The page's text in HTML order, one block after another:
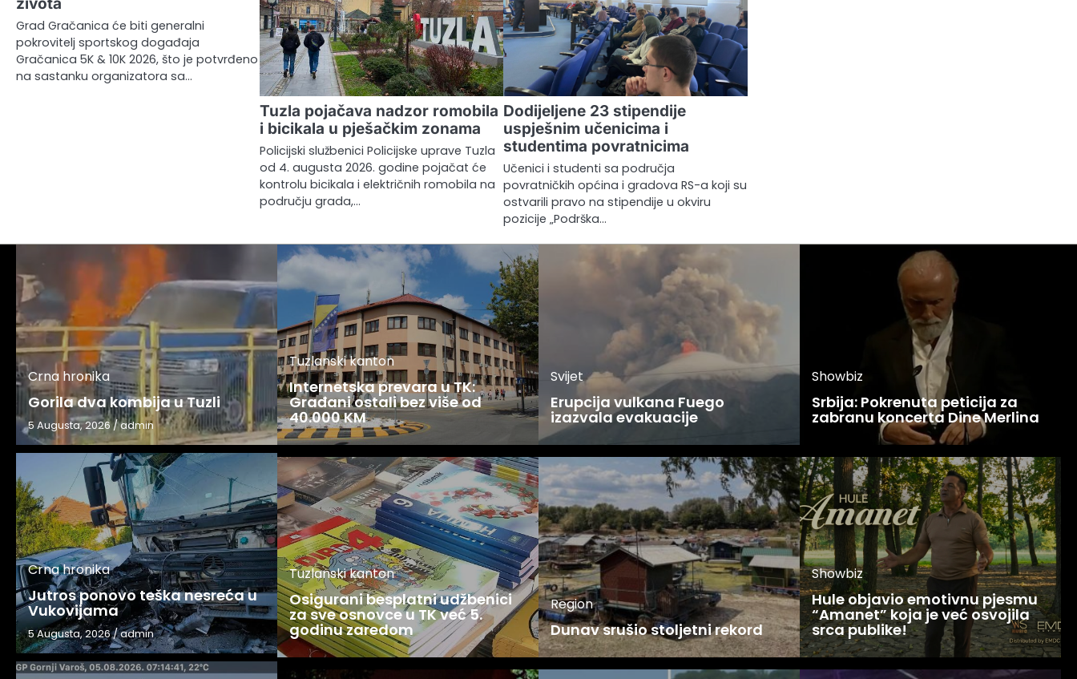
Grad Gračanica će biti generalni
pokrovitelj sportskog događaja
Gračanica 5K & 10K 2026, što je potvrđeno
na sastanku organizatora sa…
Tuzla pojačava nadzor romobila
i bicikala u pješačkim zonama
Policijski službenici Policijske uprave Tuzla
od 4. augusta 2026. godine pojačat će
kontrolu bicikala i električnih romobila na
području grada,…
Dodijeljene 23 stipendije
uspješnim učenicima i
studentima povratnicima
Učenici i studenti sa područja
povratničkih općina i gradova RS-a koji su
ostvarili pravo na stipendije u okviru
pozicije „Podrška…
Crna hronika
Gorila dva kombija u Tuzli
5 Augusta, 2026/admin
Crna hronika
Jutros ponovo teška nesreća u
Vukovijama
5 Augusta, 2026/admin
Tuzlanski kanton
Internetska prevara u TK:
Građani ostali bez više od
40.000 KM
Tuzlanski kanton
Osigurani besplatni udžbenici
za sve osnovce u TK već 5.
godinu zaredom
Svijet
Erupcija vulkana Fuego
izazvala evakuacije
Region
Dunav srušio stoljetni rekord
Showbiz
Srbija: Pokrenuta peticija za
zabranu koncerta Dine Merlina
Showbiz
Hule objavio emotivnu pjesmu
“Amanet” koja je već osvojila
srca publike!